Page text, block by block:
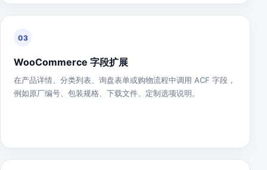
03
WooCommerce 字段扩展
在产品详情、分类列表、询盘表单或购物流程中调用 ACF 字段，
例如原厂编号、包装规格、下载文件、定制选项说明。